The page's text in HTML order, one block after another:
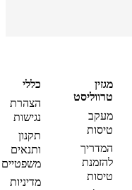
מגזין
טרווליסט
מעקב
טיסות
המדריך
להזמנת
טיסות
כללי
הצהרת
נגישות
תקנון
ותנאים
משפטיים
מדיניות